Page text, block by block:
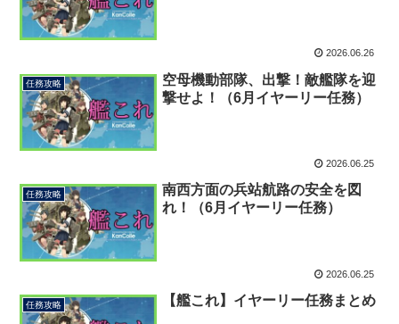
2026.06.26
任務攻略
空母機動部隊、出撃！敵艦隊を迎
撃せよ！（6月イヤーリー任務）
2026.06.25
任務攻略
南西方面の兵站航路の安全を図
れ！（6月イヤーリー任務）
2026.06.25
任務攻略 【艦これ】イヤーリー任務まとめ